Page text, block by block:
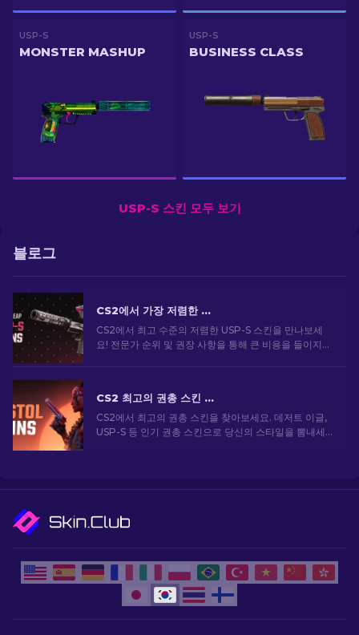
USP-S
MONSTER MASHUP
USP-S
BUSINESS CLASS
USP-S 스킨 모두 보기
블로그
CS2에서 가장 저렴한 USP-S 스킨: 순위 목록 [2026]
CS2에서 최고 수준의 저렴한 USP-S 스킨을 만나보세
요! 전문가 순위 및 권장 사항을 통해 큰 비용을 들이지
CS2 최고의 권총 스킨 [2026]
CS2에서 최고의 권총 스킨을 찾아보세요. 데저트 이글,
USP-S 등 인기 권총 스킨으로 당신의 스타일을 뽐내세